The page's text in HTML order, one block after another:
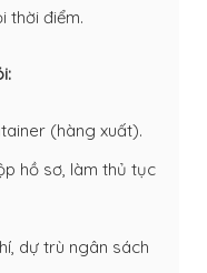
thời điểm.
(hàng xuất).
hồ sơ, làm thủ tục
dự trù ngân sách